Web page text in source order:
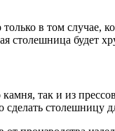
в том случае,
столешница будет
так и из
столешницу